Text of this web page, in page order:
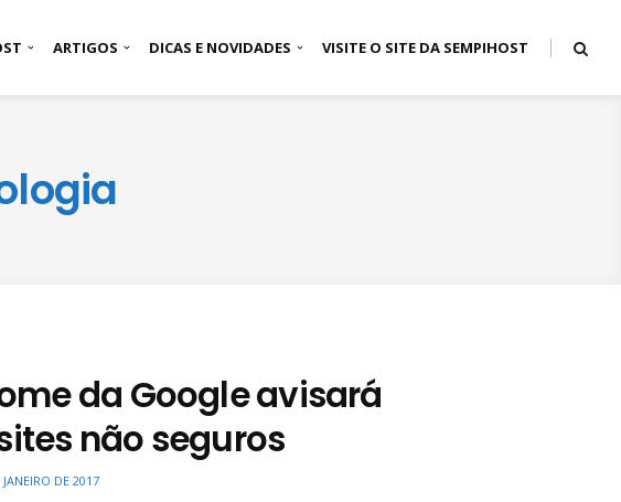
ARTIGOS DICAS E NOVIDADES VISITE O SITE DA SEMPIHOST
da Google avisará
não seguros
DE 2017